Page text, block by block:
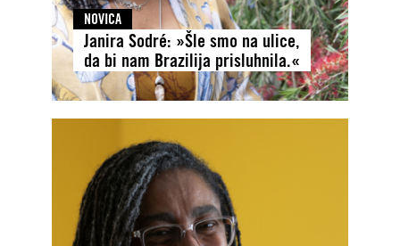
NOVICA
Janira Sodré: »Šle smo na ulice,
da bi nam Brazilija prisluhnila.«